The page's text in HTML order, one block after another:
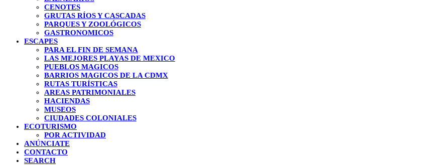
CENOTES
GRUTAS RÍOS Y CASCADAS
PARQUES Y ZOOLÓGICOS
GASTRONOMICOS
ESCAPES
PARA EL FIN DE SEMANA
LAS MEJORES PLAYAS DE MEXICO
PUEBLOS MAGICOS
BARRIOS MAGICOS DE LA CDMX
RUTAS TURÍSTICAS
AREAS PATRIMONIALES
HACIENDAS
MUSEOS
CIUDADES COLONIALES
ECOTURISMO
POR ACTIVIDAD
ANÚNCIATE
CONTACTO
SEARCH